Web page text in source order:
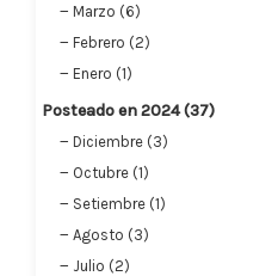
Marzo (6)
Febrero (2)
Enero (1)
Posteado en 2024 (37)
Diciembre (3)
Octubre (1)
Setiembre (1)
Agosto (3)
Julio (2)